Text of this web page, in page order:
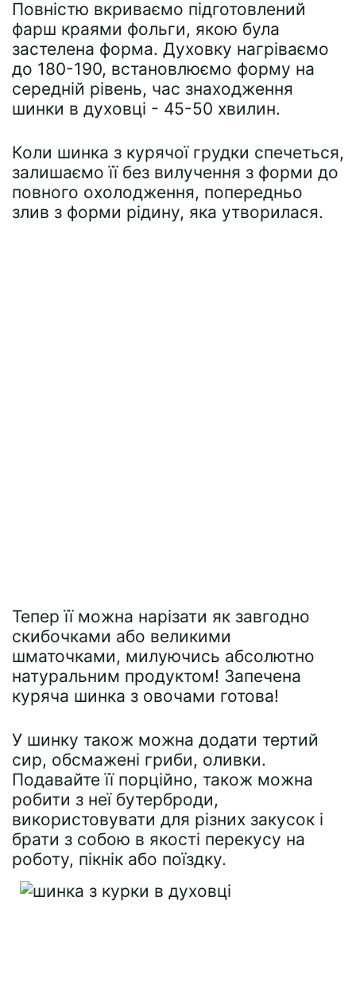
Повністю вкриваємо підготовлений
фарш краями фольги, якою була
застелена форма. Духовку нагріваємо
до 180-190, встановлюємо форму на
середній рівень, час знаходження
шинки в духовці - 45-50 хвилин.
Коли шинка з курячої грудки спечеться,
залишаємо її без вилучення з форми до
повного охолодження, попередньо
злив з форми рідину, яка утворилася.
Тепер її можна нарізати як завгодно
скибочками або великими
шматочками, милуючись абсолютно
натуральним продуктом! Запечена
куряча шинка з овочами готова!
У шинку також можна додати тертий
сир, обсмажені гриби, оливки.
Подавайте її порційно, також можна
робити з неї бутерброди,
використовувати для різних закусок і
брати з собою в якості перекусу на
роботу, пікнік або поїздку.